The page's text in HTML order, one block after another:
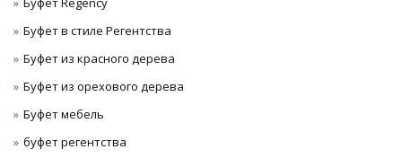
Буфет в стиле Регентства
Буфет из красного дерева
Буфет из орехового дерева
Буфет мебель
буфет регентства